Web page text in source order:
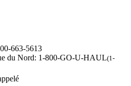
663-5613
du Nord: 1-800-GO-U-HAUL(1-